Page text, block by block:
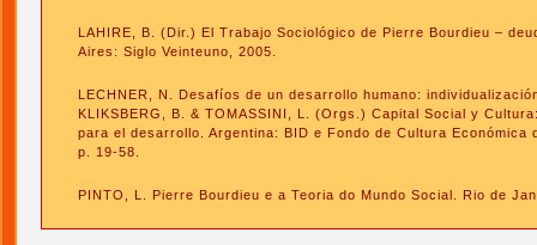
LAHIRE, B. (Dir.) El Trabajo Sociológico de Pierre Bourdieu –
Aires: Siglo Veinteuno, 2005.
LECHNER, N. Desafíos de un desarrollo humano:
KLIKSBERG, B. & TOMASSINI, L. (Orgs.) Capital Social y
para el desarrollo. Argentina: BID e Fondo de Cultura Económica
p. 19-58.
PINTO, L. Pierre Bourdieu e a Teoria do Mundo Social. Rio de